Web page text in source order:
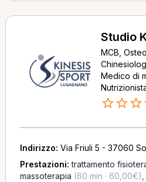
Studio
MCB,
Medico di
Indirizzo: Via Friuli 5 - 37060
Prestazioni:trattamento
massoterapia (60 min · 60,00€)